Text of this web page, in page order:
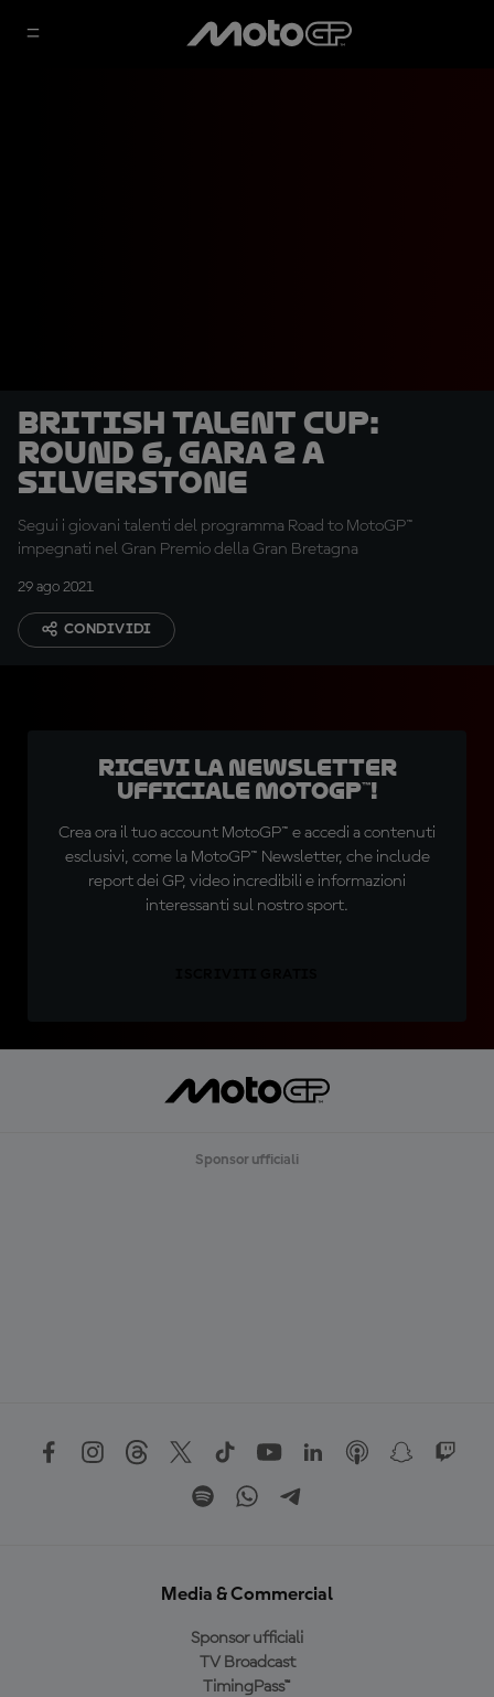
British Talent Cup:
Round 6, Gara 2 a
Silverstone
Segui i giovani talenti del programma Road to MotoGP™
impegnati nel Gran Premio della Gran Bretagna
29 ago 2021
CONDIVIDI
Ricevi la newsletter
ufficiale MotoGP™!
Crea ora il tuo account MotoGP™ e accedi a contenuti
esclusivi, come la MotoGP™ Newsletter, che include
report dei GP, video incredibili e informazioni
interessanti sul nostro sport.
Sponsor ufficiali
Media & Commercial
Sponsor ufficiali
TV Broadcast
TimingPass™